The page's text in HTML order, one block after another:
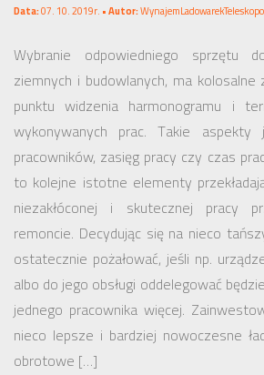
Data:07. 10. 2019r. •Autor:
Wybranie odpowiedniego sprzętu
ziemnych i budowlanych, ma
punktu widzenia harmonogramu i
wykonywanych prac. Takie aspekty
pracowników, zasięg pracy czy czas
to kolejne istotne elementy
niezakłóconej i skutecznej pracy
remoncie. Decydując się na nieco
ostatecznie pożałować, jeśli np.
albo do jego obsługi oddelegować
jednego pracownika więcej.
nieco lepsze i bardziej nowoczesne
obrotowe […]